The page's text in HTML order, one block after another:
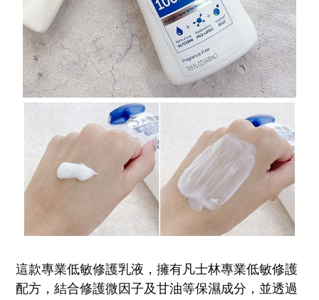
這款專業低敏修護乳液，擁有凡士林專業低敏修護
配方，結合修護微因子及甘油等保濕成分，並透過